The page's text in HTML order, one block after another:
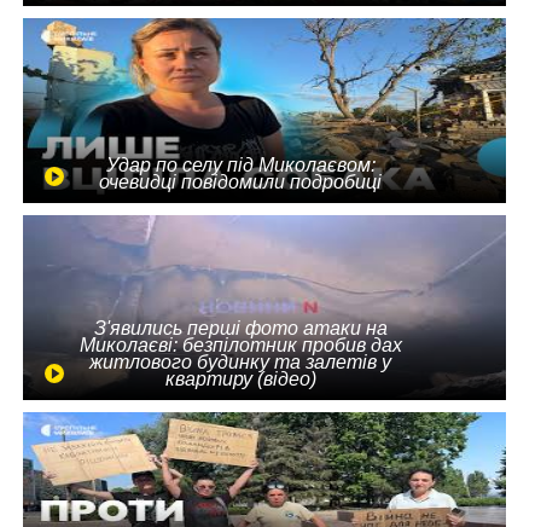
Удар по селу під Миколаєвом:
очевидці повідомили подробиці
З'явились перші фото атаки на
Миколаєві: безпілотник пробив дах
житлового будинку та залетів у
квартиру (відео)